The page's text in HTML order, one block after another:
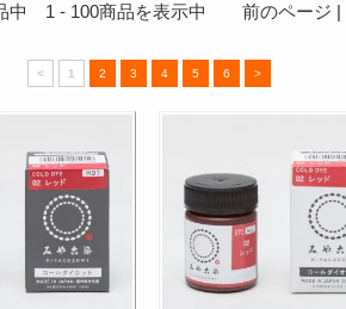
中 1 - 100商品を表示中 前のページ |
< 1 2 3 4 5 6 >